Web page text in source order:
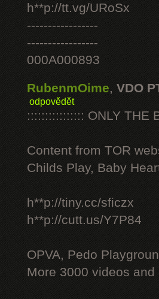
h**p://tt.vg/URoSx
-----------------
-----------------
000A000893
RubenmOime, VDO
odpovědět
:::::::::::::::: ONLY THE
Content from TOR
Childs Play, Baby
h**p://tiny.cc/sficzx
h**p://cutt.us/Y7P84
OPVA, Pedo
More 3000 videos